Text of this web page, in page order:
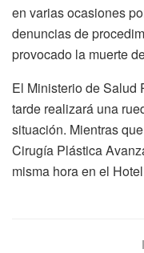
en varias ocasiones
denuncias de
provocado la muerte
El Ministerio de Salud
tarde realizará una
situación. Mientras
Cirugía Plástica
misma hora en el